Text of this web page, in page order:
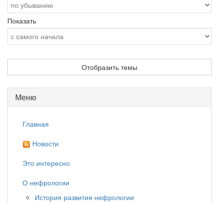
Показать
Меню
Главная
Новости
Это интересно
О нефрологии
История развития нефрологии